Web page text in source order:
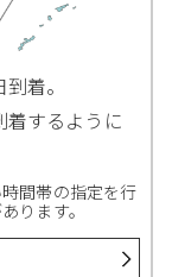
着。
するように
間帯の指定を行
ります。